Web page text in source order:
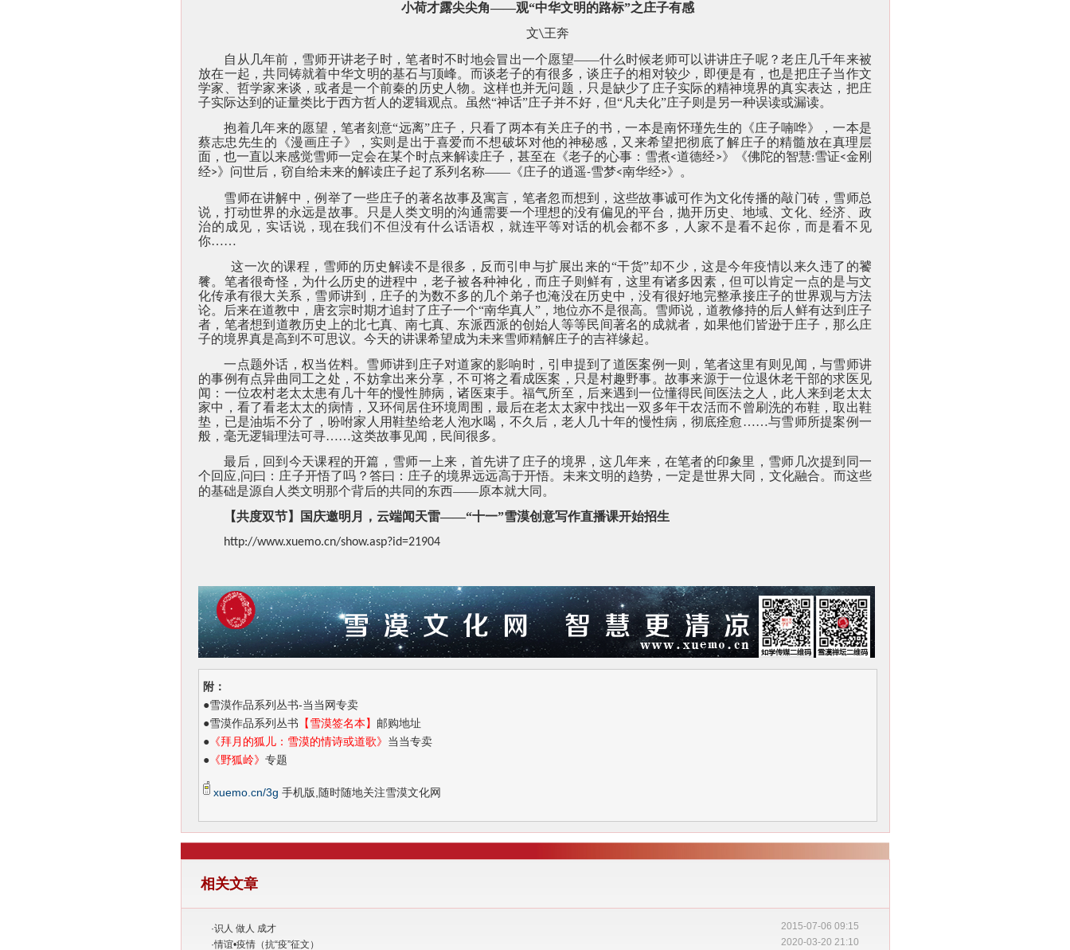
小荷才露尖尖角——观“中华文明的路标”之庄子有感
文\王奔
自从几年前，雪师开讲老子时，笔者时不时地会冒出一个愿望——什么时候老师可以讲讲庄子呢？老庄几千年来被
放在一起，共同铸就着中华文明的基石与顶峰。而谈老子的有很多，谈庄子的相对较少，即便是有，也是把庄子当作文
学家、哲学家来谈，或者是一个前秦的历史人物。这样也并无问题，只是缺少了庄子实际的精神境界的真实表达，把庄
子实际达到的证量类比于西方哲人的逻辑观点。虽然“神话”庄子并不好，但“凡夫化”庄子则是另一种误读或漏读。
抱着几年来的愿望，笔者刻意“远离”庄子，只看了两本有关庄子的书，一本是南怀瑾先生的《庄子喃哗》，一本是
蔡志忠先生的《漫画庄子》，实则是出于喜爱而不想破坏对他的神秘感，又来希望把彻底了解庄子的精髓放在真理层
面，也一直以来感觉雪师一定会在某个时点来解读庄子，甚至在《老子的心事：雪煮<道德经>》《佛陀的智慧:雪证<金刚
经>》问世后，窃自给未来的解读庄子起了系列名称——《庄子的逍遥-雪梦<南华经>》。
雪师在讲解中，例举了一些庄子的著名故事及寓言，笔者忽而想到，这些故事诚可作为文化传播的敲门砖，雪师总
说，打动世界的永远是故事。只是人类文明的沟通需要一个理想的没有偏见的平台，抛开历史、地域、文化、经济、政
治的成见，实话说，现在我们不但没有什么话语权，就连平等对话的机会都不多，人家不是看不起你，而是看不见
你……
这一次的课程，雪师的历史解读不是很多，反而引申与扩展出来的“干货”却不少，这是今年疫情以来久违了的饕
餮。笔者很奇怪，为什么历史的进程中，老子被各种神化，而庄子则鲜有，这里有诸多因素，但可以肯定一点的是与文
化传承有很大关系，雪师讲到，庄子的为数不多的几个弟子也淹没在历史中，没有很好地完整承接庄子的世界观与方法
论。后来在道教中，唐玄宗时期才追封了庄子一个“南华真人”，地位亦不是很高。雪师说，道教修持的后人鲜有达到庄子
者，笔者想到道教历史上的北七真、南七真、东派西派的创始人等等民间著名的成就者，如果他们皆逊于庄子，那么庄
子的境界真是高到不可思议。今天的讲课希望成为未来雪师精解庄子的吉祥缘起。
一点题外话，权当佐料。雪师讲到庄子对道家的影响时，引申提到了道医案例一则，笔者这里有则见闻，与雪师讲
的事例有点异曲同工之处，不妨拿出来分享，不可将之看成医案，只是村趣野事。故事来源于一位退休老干部的求医见
闻：一位农村老太太患有几十年的慢性肺病，诸医束手。福气所至，后来遇到一位懂得民间医法之人，此人来到老太太
家中，看了看老太太的病情，又环伺居住环境周围，最后在老太太家中找出一双多年干农活而不曾刷洗的布鞋，取出鞋
垫，已是油垢不分了，吩咐家人用鞋垫给老人泡水喝，不久后，老人几十年的慢性病，彻底痊愈……与雪师所提案例一
般，毫无逻辑理法可寻……这类故事见闻，民间很多。
最后，回到今天课程的开篇，雪师一上来，首先讲了庄子的境界，这几年来，在笔者的印象里，雪师几次提到同一
个回应,问曰：庄子开悟了吗？答曰：庄子的境界远远高于开悟。未来文明的趋势，一定是世界大同，文化融合。而这些
的基础是源自人类文明那个背后的共同的东西——原本就大同。
【共度双节】国庆邀明月，云端闻天雷——“十一”雪漠创意写作直播课开始招生
http://www.xuemo.cn/show.asp?id=21904
附：
●雪漠作品系列丛书-当当网专卖
●雪漠作品系列丛书 【雪漠签名本】 邮购地址
● 《拜月的狐儿：雪漠的情诗或道歌》 当当专卖
● 《野狐岭》 专题
xuemo.cn/3g 手机版,随时随地关注雪漠文化网
相关文章
·识人 做人 成才
2015-07-06 09:15
·情谊•疫情（抗“疫”征文） 2020-03-20 21:10